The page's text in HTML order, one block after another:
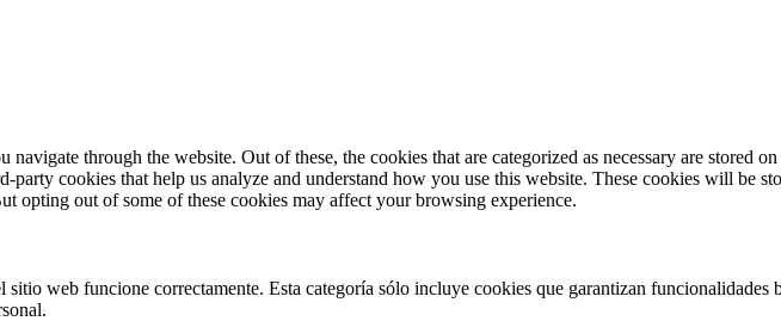
through the website. Out of these, the cookies that are categorized as necessary are stored
cookies that help us analyze and understand how you use this website. These cookies will be
opting out of some of these cookies may affect your browsing experience.
sitio web funcione correctamente. Esta categoría sólo incluye cookies que garantizan funcionalidades